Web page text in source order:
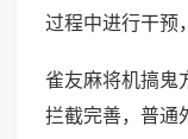
过程中进行干预
雀友麻将机搞鬼
拦截完善，普通